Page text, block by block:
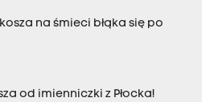
na śmieci błąka się po
od imienniczki z Płocka!